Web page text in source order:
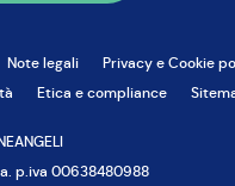
Note legali
Privacy e Cookie
Etica e compliance
p.iva 00638480988